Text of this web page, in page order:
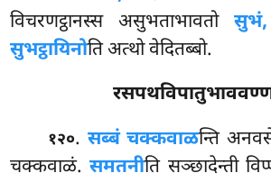
विचरणट्ठानस्स असुभताभावतो सुभं,
सुभट्ठायिनोति अत्थो वेदितब्बो.
१२०. सब्बं चक्कवाळन्ति
चक्कवाळं.समतनीति सञ्छादेन्ती